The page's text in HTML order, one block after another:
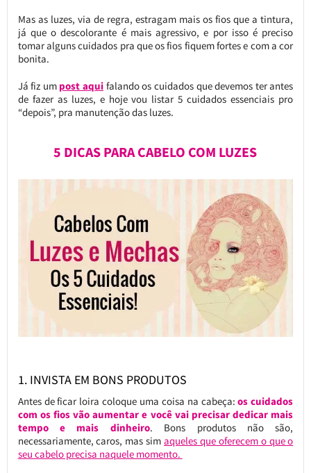
Mas as luzes, via de regra, estragam mais os fios que a tintura,
já que o descolorante é mais agressivo, e por isso é preciso
tomar alguns cuidados pra que os fios fiquem fortes e com a cor
bonita.
Já fiz um post aqui falando os cuidados que devemos ter antes
de fazer as luzes, e hoje vou listar 5 cuidados essenciais pro
“depois”, pra manutenção das luzes.
5 DICAS PARA CABELO COM LUZES
1. INVISTA EM BONS PRODUTOS
Antes de ficar loira coloque uma coisa na cabeça:os cuidados
com os fios vão aumentar e você vai precisar dedicar mais
tempo e mais dinheiro. Bons produtos não são,
necessariamente, caros, mas simaqueles que oferecem o que o
seu cabelo precisa naquele momento.